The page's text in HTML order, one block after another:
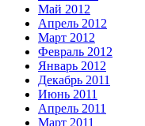
Май 2012
Апрель 2012
Март 2012
Февраль 2012
Январь 2012
Декабрь 2011
Июнь 2011
Апрель 2011
Март 2011